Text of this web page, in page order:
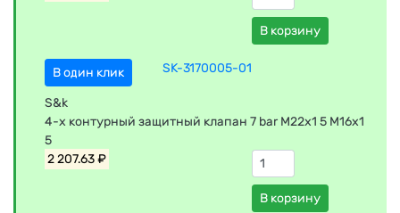
В корзину
В один клик SK-3170005-01
S&k
4-х контурный защитный клапан 7 bar M22x1 5 M16x1
5
2 207.63 ₽
В корзину